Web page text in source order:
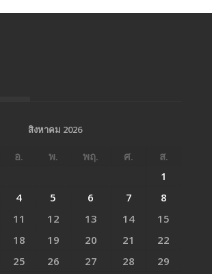
สิงหาคม 2026
อ. พ. พฤ. ศ.
ส.
1
4 5 6 7
8
11 12 13 14
15
18 19 20 21
22
25 26 27 28
29